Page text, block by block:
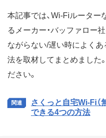
本記事では、Wi-Fiルータ
るメーカー・バッファロー
ながらない/遅い時によくあ
法を取材してまとめました
ださい。
さくっと自宅Wi-Fi（
できる4つの方法